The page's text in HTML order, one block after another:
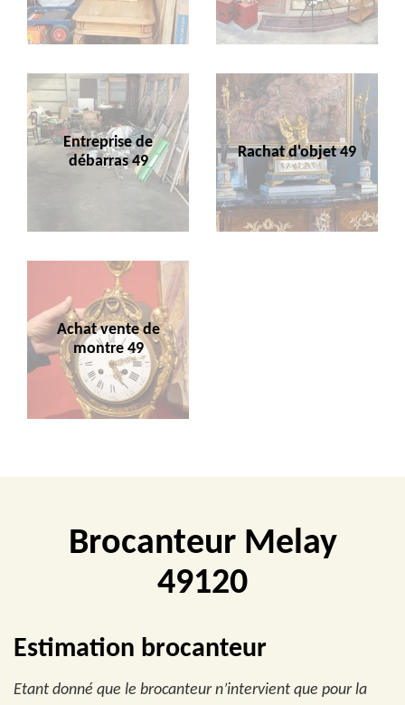
Entreprise de
débarras 49
Rachat d'objet 49
Achat vente de
montre 49
Brocanteur Melay
49120
Estimation brocanteur
Etant donné que le brocanteur n’intervient que pour la